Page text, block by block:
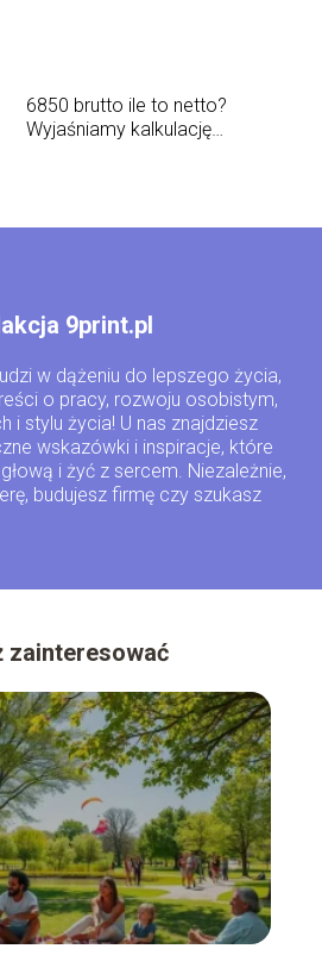
6850 brutto ile to netto?
Wyjaśniamy kalkulację
9print.pl
w dążeniu do lepszego życia,
o pracy, rozwoju osobistym,
i stylu życia! U nas znajdziesz
wskazówki i inspiracje, które
i żyć z sercem. Niezależnie,
budujesz firmę czy szukasz
zainteresować